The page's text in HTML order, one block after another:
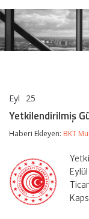
Eyl 25
Müşavirliği
Tebliği
için
Yetkilendirilmiş
Haberi Ekleyen: BKT